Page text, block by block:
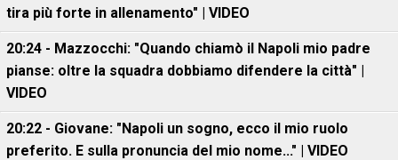
tira più forte in allenamento" | VIDEO
20:24 - Mazzocchi: "Quando chiamò il Napoli mio padre
pianse: oltre la squadra dobbiamo difendere la città" |
VIDEO
20:22 - Giovane: "Napoli un sogno, ecco il mio ruolo
preferito. E sulla pronuncia del mio nome..." | VIDEO